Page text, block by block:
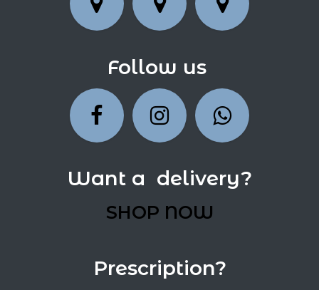
Follow us
Want a delivery?
SHOP NOW
Prescription?